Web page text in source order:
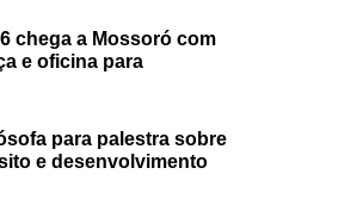
chega a Mossoró com
e oficina para
para palestra sobre
e desenvolvimento